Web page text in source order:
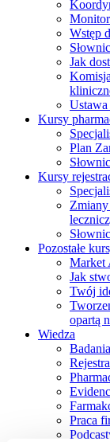
Wstęp
Jak
Kursy
Plan
Kursy
Pozostałe
Market
Jak
Twój
opartą
Wiedza
Praca